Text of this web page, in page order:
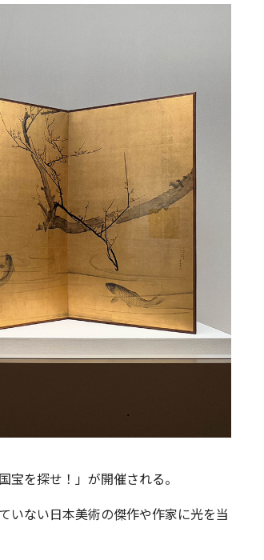
を探せ！」が開催される。
いない日本美術の傑作や作家に光を当